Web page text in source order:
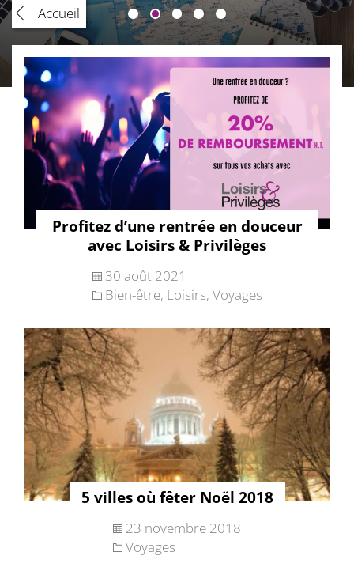
Accueil
Profitez d’une rentrée en douceur
avec Loisirs & Privilèges
30 août 2021
Bien-être, Loisirs, Voyages
5 villes où fêter Noël 2018
23 novembre 2018
Voyages